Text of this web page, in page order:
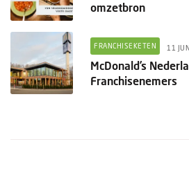
omzetbron
FRANCHISEKETEN 11
McDonald’s
Franchisenemers